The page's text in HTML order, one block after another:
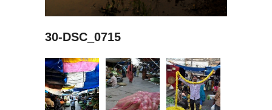
30-DSC_0715